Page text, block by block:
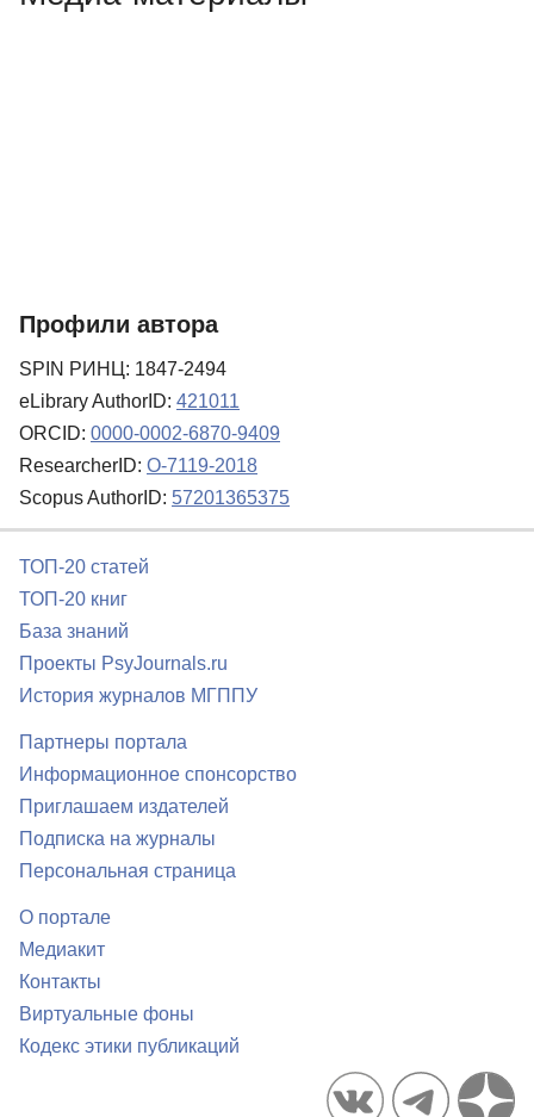
Медиа-материалы
Профили автора
SPIN РИНЦ: 1847-2494
eLibrary AuthorID: 421011
ORCID: 0000-0002-6870-9409
ResearcherID: O-7119-2018
Scopus AuthorID: 57201365375
ТОП-20 статей
ТОП-20 книг
База знаний
Проекты PsyJournals.ru
История журналов МГППУ
Партнеры портала
Информационное спонсорство
Приглашаем издателей
Подписка на журналы
Персональная страница
О портале
Медиакит
Контакты
Виртуальные фоны
Кодекс этики публикаций